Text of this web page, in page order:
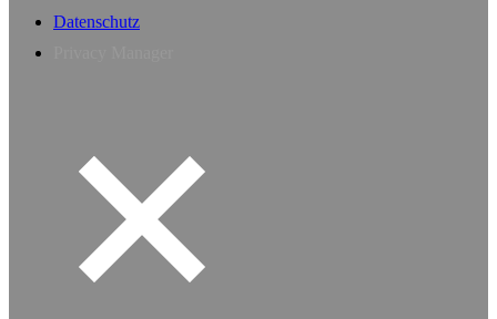
Datenschutz